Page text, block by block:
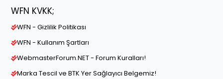
WFN KVKK;
WFN - Gizlilik Politikası
WFN - Kullanım Şartları
WebmasterForum.NET - Forum Kuralları!
Marka Tescil ve BTK Yer Sağlayıcı Belgemiz!